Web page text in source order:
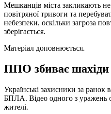
Мешканців міста закликають
повітряної тривоги та
небезпеки, оскільки загроза
зберігається.
Матеріал доповнюється.
ППО збиває шахіди
Українські захисники за ранок
БПЛА. Відео одного з уражень
жителі.